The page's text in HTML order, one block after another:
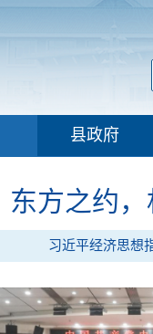
县政府
东方之约
习近平经济思想